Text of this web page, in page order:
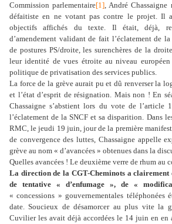
Commission parlementaire[1], André Chassaigne
défaitiste en ne votant pas contre le projet. Il
objectifs affichés du texte. Il était, déjà,
d’amendement validant de fait l’éclatement de
de postures PS/droite, les surenchères de la
leur identité de vues étroite au niveau
politique de privatisation des services publics.
La force de la grève aurait pu et dû renverser la
et l’état d’esprit de résignation. Mais non ! En
Chassaigne s’abstient lors du vote de l’article
l’éclatement de la SNCF et sa disparition. Dans
RMC, le jeudi 19 juin, jour de la première
de convergence des luttes, Chassaigne appelle
grève au nom « d’avancées » obtenues dans la
Quelles avancées ! Le deuxième verre de rhum au
La direction de la CGT-Cheminots a clairement
de tentative « d’enfumage », de «
« concessions » gouvernementales téléphonées
date. Soucieux de désamorcer au plus vite la
Cuvilier les avait déjà accordées le 14 juin en en